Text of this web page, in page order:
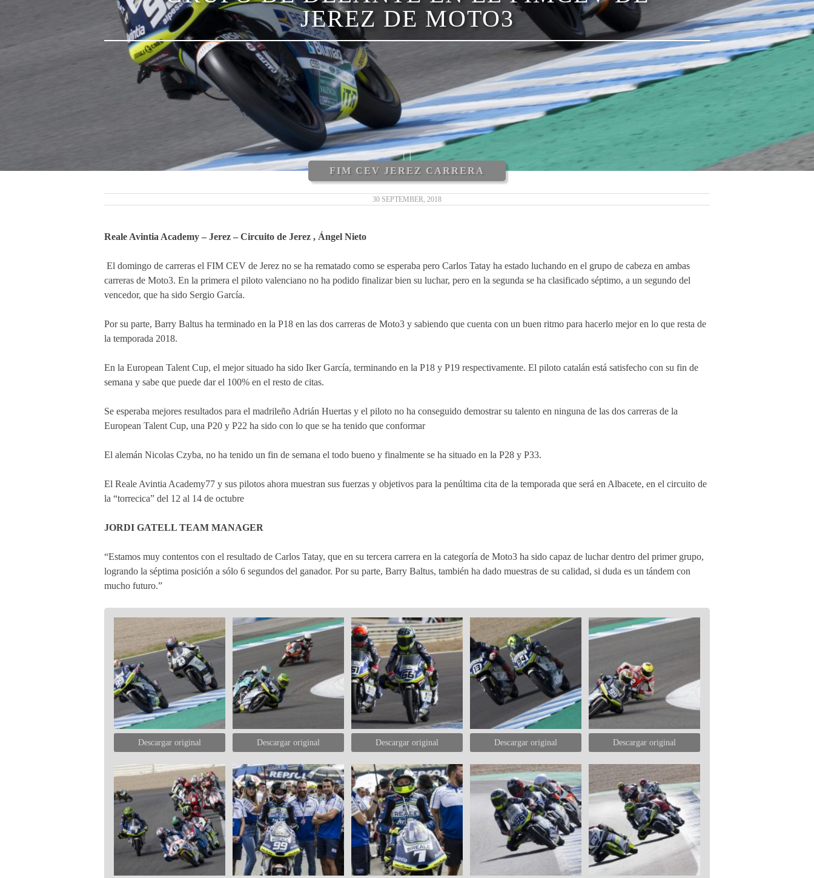
JEREZ DE MOTO3
FIM CEV JEREZ CARRERA
30 SEPTEMBER, 2018
Reale Avintia Academy – Jerez – Circuito de Jerez , Ángel Nieto
El domingo de carreras el FIM CEV de Jerez no se ha rematado como se esperaba pero Carlos Tatay ha estado luchando en el grupo de cabeza en ambas
carreras de Moto3. En la primera el piloto valenciano no ha podido finalizar bien su luchar, pero en la segunda se ha clasificado séptimo, a un segundo del
vencedor, que ha sido Sergio García.
Por su parte, Barry Baltus ha terminado en la P18 en las dos carreras de Moto3 y sabiendo que cuenta con un buen ritmo para hacerlo mejor en lo que resta de
la temporada 2018.
En la European Talent Cup, el mejor situado ha sido Iker García, terminando en la P18 y P19 respectivamente. El piloto catalán está satisfecho con su fin de
semana y sabe que puede dar el 100% en el resto de citas.
Se esperaba mejores resultados para el madrileño Adrián Huertas y el piloto no ha conseguido demostrar su talento en ninguna de las dos carreras de la
European Talent Cup, una P20 y P22 ha sido con lo que se ha tenido que conformar
El alemán Nicolas Czyba, no ha tenido un fin de semana el todo bueno y finalmente se ha situado en la P28 y P33.
El Reale Avintia Academy77 y sus pilotos ahora muestran sus fuerzas y objetivos para la penúltima cita de la temporada que será en Albacete, en el circuito de
la “torrecica” del 12 al 14 de octubre
JORDI GATELL TEAM MANAGER
“Estamos muy contentos con el resultado de Carlos Tatay, que en su tercera carrera en la categoría de Moto3 ha sido capaz de luchar dentro del primer grupo,
logrando la séptima posición a sólo 6 segundos del ganador. Por su parte, Barry Baltus, también ha dado muestras de su calidad, si duda es un tándem con
mucho futuro.”
Descargar original Descargar original Descargar original Descargar original Descargar original